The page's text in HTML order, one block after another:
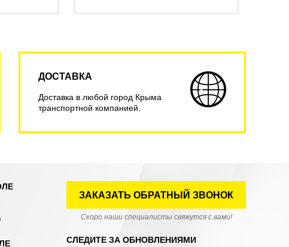
ДОСТАВКА
Доставка в любой город Крыма
транспортной компанией.
ЗАКАЗАТЬ ОБРАТНЫЙ ЗВОНОК
Скоро наши специалисты свяжутся с вами!
СЛЕДИТЕ ЗА ОБНОВЛЕНИЯМИ